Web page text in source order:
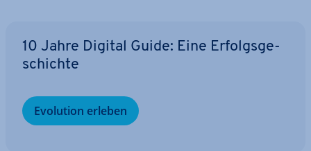
10 Jahre Digital Guide: Eine Er­folgs­ge­
schich­te
Evolution erleben